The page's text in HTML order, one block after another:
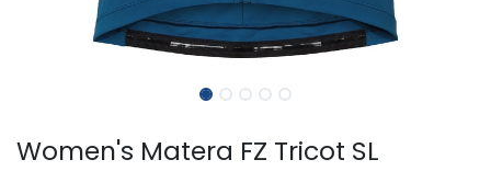
Women's Matera FZ Tricot SL